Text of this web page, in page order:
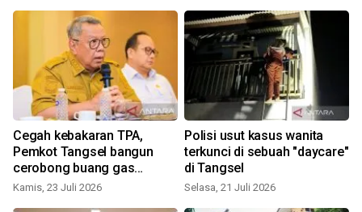
Cegah kebakaran TPA,
Pemkot Tangsel bangun
cerobong buang gas
metana
Kamis, 23 Juli 2026
Polisi usut kasus wanita
terkunci di sebuah "daycare"
di Tangsel
Selasa, 21 Juli 2026